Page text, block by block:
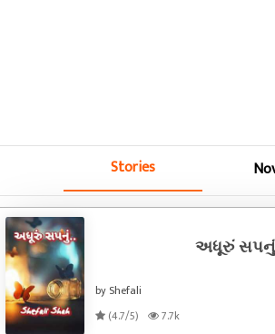
Stories
અધૂરું
by Shefali
(4.7/5)
7.7k